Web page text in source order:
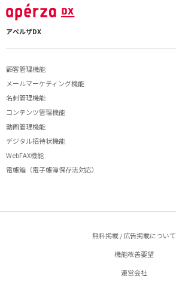
アペルザDX
顧客管理機能
メールマーケティング機能
名刺管理機能
コンテンツ管理機能
動画管理機能
デジタル招待状機能
WebFAX機能
電帳箱（電子帳簿保存法対応）
無料掲載 / 広告掲載について
機能改善要望
運営会社